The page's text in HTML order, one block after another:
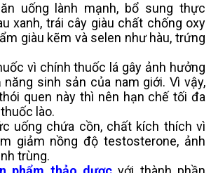
uống lành mạnh, bổ sung thực
xanh, trái cây giàu chất chống oxy
giàu kẽm và selen như hàu, trứng
vì chính thuốc lá gây ảnh hưởng
sinh sản của nam giới. Vì vậy,
quen này thì nên hạn chế tối đa
lào.
uống chứa cồn, chất kích thích vì
giảm nồng độ testosterone, ảnh
trùng.